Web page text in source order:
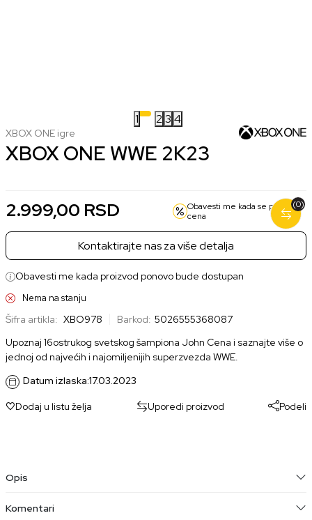
1 23 4
XBOX ONE igre
XBOX ONE WWE 2K23
2.999,00 RSD
Obavesti me kada se promeni
cena
Kontaktirajte nas za više detalja
Obavesti me kada proizvod ponovo bude dostupan
Nema na stanju
Šifra artikla: XBO978 Barkod: 5026555368087
Upoznaj 16ostrukog svetskog šampiona John Cena i saznajte više o
jednoj od najvećih i najomiljenijih superzvezda WWE.
Datum izlaska:17.03.2023
Dodaj u listu želja Uporedi proizvod Podeli
(0)
Opis
Komentari